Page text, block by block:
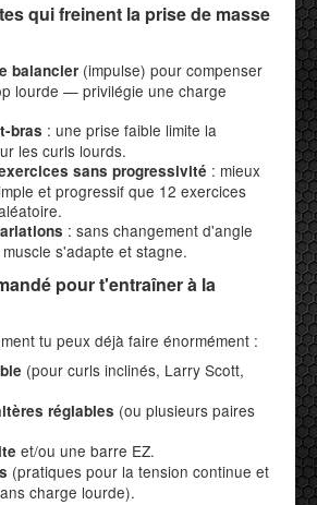
qui freinent la prise de masse
balancier (impulse) pour compenser
lourde — privilégie une charge
bras : une prise faible limite la
les curls lourds.
sans progressivité : mieux
et progressif que 12 exercices
: sans changement d'angle
s'adapte et stagne.
pour t'entraîner à la
tu peux déjà faire énormément :
(pour curls inclinés, Larry Scott,
réglables (ou plusieurs paires
et/ou une barre EZ.
(pratiques pour la tension continue et
charge lourde).